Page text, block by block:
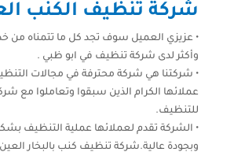
شركة تنظيف الكنب
• عزيزي العميل سوف تجد كل ما تتمناه من
وأكثر لدى شركة تنظيف في ابو ظبي .
• شركتنا هي شركة محترفة في مجالات
عملائها الكرام الذين سبقوا وتعاملوا مع
للتنظيف.
• الشركة تقدم لعملائها عملية التنظيف
وبجودة عالية.شركة تنظيف كنب بالبخار العين